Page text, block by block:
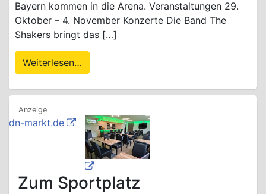
Bayern kommen in die Arena. Veranstaltungen 29.
Oktober – 4. November Konzerte Die Band The
Shakers bringt das […]
Weiterlesen…
dn-markt.de
Zum Sportplatz